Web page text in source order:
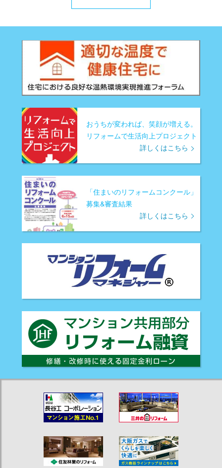
おうちが変われば、笑顔が増える。
リフォームで生活向上プロジェクト
詳しくはこちら
「住まいのリフォームコンクール」
募集&審査結果
詳しくはこちら